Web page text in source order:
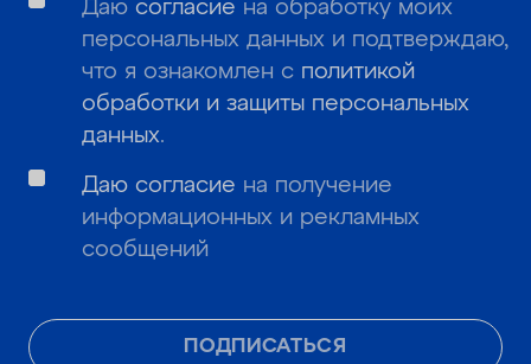
ПОДПИСАТЬСЯ
Даю согласие на обработку моих
персональных данных и подтверждаю,
что я ознакомлен с политикой
обработки и защиты персональных
данных.
Даю согласие на получение
информационных и рекламных
сообщений